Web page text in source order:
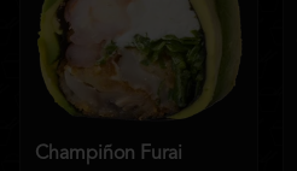
Champiñon Furai